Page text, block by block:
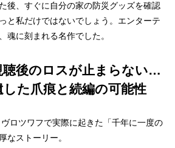
後、すぐに自分の家の防災グッズを確認
と私だけではないでしょう。エンターテ
魂に刻まれる名作でした。
聴後のロスが止まらない…
した爪痕と続編の可能性
ロツワフで実際に起きた「千年に一度の
なストーリー。